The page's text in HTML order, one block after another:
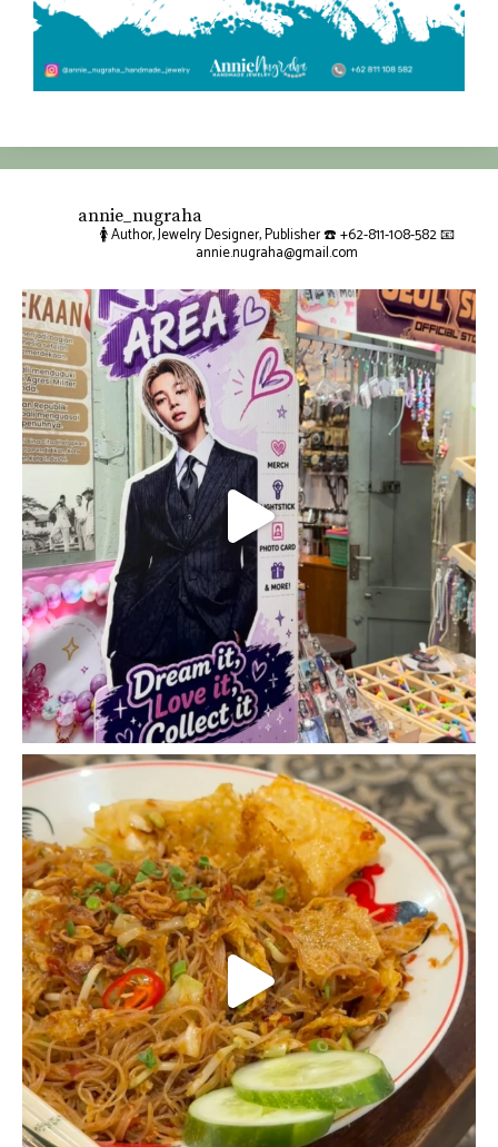
annie_nugraha
🚺 Author, Jewelry Designer, Publisher☎️ +62-811-108-582📧
annie.nugraha@gmail.com